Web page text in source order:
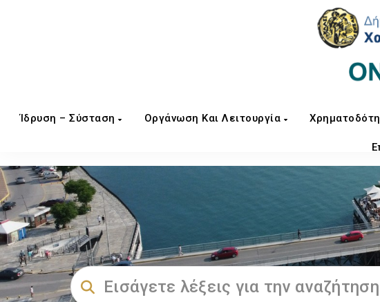
Ίδρυση – Σύσταση Οργάνωση Και Λειτουργία